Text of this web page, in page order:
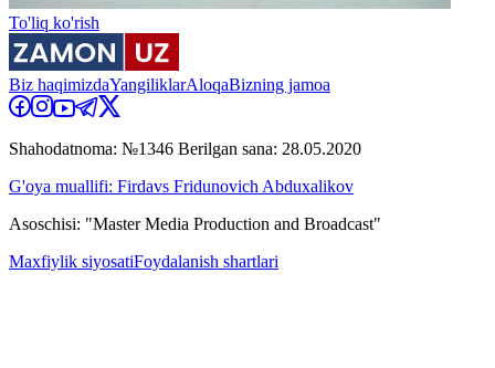
To'liq ko'rish
Biz haqimizdaYangiliklarAloqaBizning jamoa
Shahodatnoma: №1346 Berilgan sana: 28.05.2020
G'oya muallifi: Firdavs Fridunovich Abduxalikov
Asoschisi: "Master Media Production and Broadcast"
Maxfiylik siyosatiFoydalanish shartlari